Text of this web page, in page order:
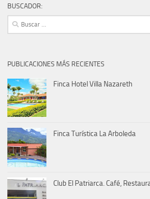
BUSCADOR:
Buscar:
PUBLICACIONES MÁS RECIENTES
Finca Hotel Villa Nazareth
Finca Turística La Arboleda
Club El Patriarca. Café,